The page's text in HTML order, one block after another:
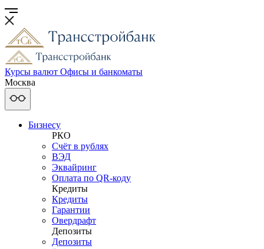
Курсы валют Офисы и банкоматы
Москва
Бизнесу
РКО
Счёт в рублях
ВЭД
Эквайринг
Оплата по QR-коду
Кредиты
Кредиты
Гарантии
Овердрафт
Депозиты
Депозиты